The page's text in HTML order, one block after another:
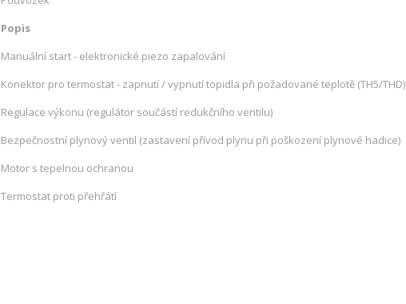
Popis
Manuální start - elektronické piezo zapalování
Konektor pro termostat - zapnutí / vypnutí topidla při požadované teplotě (TH5/THD)
Regulace výkonu (regulátor součástí redukčního ventilu)
Bezpečnostní plynový ventil (zastavení přívod plynu při poškození plynové hadice)
Motor s tepelnou ochranou
Termostat proti přehřátí